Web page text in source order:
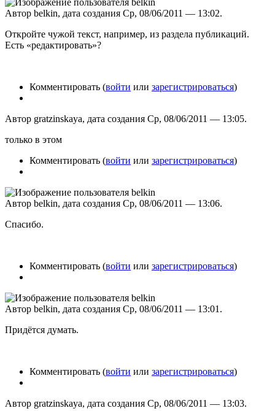
Автор belkin, дата создания Ср, 08/06/2011 — 13:02.
Откройте чужой текст, например, из раздела публикаций.
Есть «редактировать»?
Комментировать (войти или зарегистрироваться)
Автор gratzinskaya, дата создания Ср, 08/06/2011 — 13:05.
только в этом
Комментировать (войти или зарегистрироваться)
Автор belkin, дата создания Ср, 08/06/2011 — 13:06.
Спасибо.
Комментировать (войти или зарегистрироваться)
Автор belkin, дата создания Ср, 08/06/2011 — 13:01.
Придётся думать.
Комментировать (войти или зарегистрироваться)
Автор gratzinskaya, дата создания Ср, 08/06/2011 — 13:03.